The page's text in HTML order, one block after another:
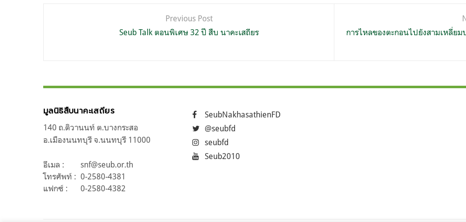
Previous Post
Seub Talk ตอนพิเศษ 32 ปี สืบ นาคะเสถียร
การไหลของตะกอนไปยังสามเหลี่ย
มูลนิธิสืบนาคะเสถียร
140 ถ.ติวานนท์ ต.บางกระสอ
อ.เมืองนนทบุรี จ.นนทบุรี 11000
อีเมล :
snf@seub.or.th
โทรศัพท์ : 0-2580-4381
แฟกซ์ :
0-2580-4382
SeubNakhasathienFD
@seubfd
seubfd
Seub2010